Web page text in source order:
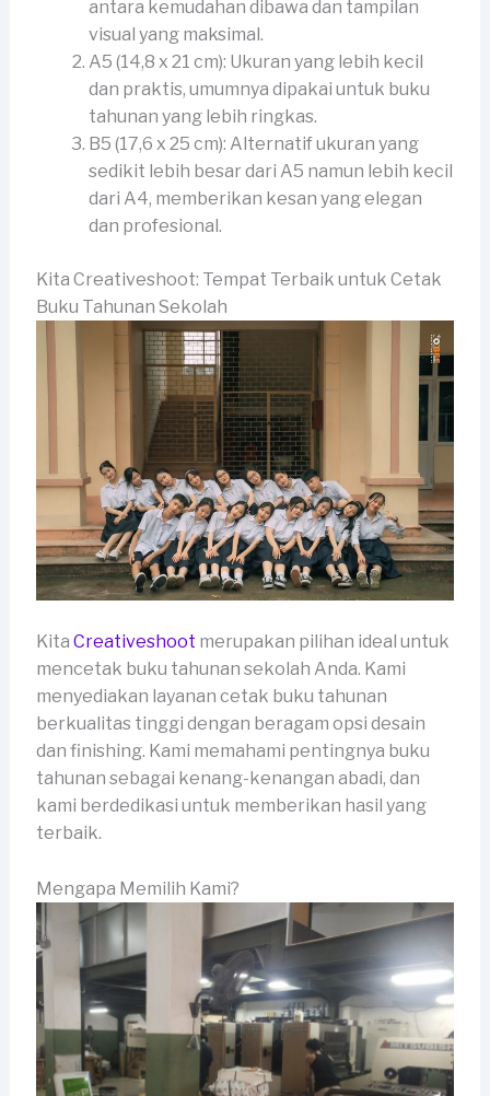
antara kemudahan dibawa dan tampilan
visual yang maksimal.
A5 (14,8 x 21 cm): Ukuran yang lebih kecil
dan praktis, umumnya dipakai untuk buku
tahunan yang lebih ringkas.
B5 (17,6 x 25 cm): Alternatif ukuran yang
sedikit lebih besar dari A5 namun lebih kecil
dari A4, memberikan kesan yang elegan
dan profesional.
Kita Creativeshoot: Tempat Terbaik untuk Cetak
Buku Tahunan Sekolah
Kita Creativeshoot merupakan pilihan ideal untuk
mencetak buku tahunan sekolah Anda. Kami
menyediakan layanan cetak buku tahunan
berkualitas tinggi dengan beragam opsi desain
dan finishing. Kami memahami pentingnya buku
tahunan sebagai kenang-kenangan abadi, dan
kami berdedikasi untuk memberikan hasil yang
terbaik.
Mengapa Memilih Kami?